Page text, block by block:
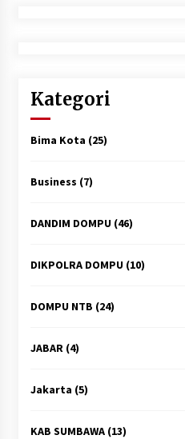
Kategori
Bima Kota (25)
Business (7)
DANDIM DOMPU(46)
DIKPOLRA DOMPU(10)
DOMPU NTB (24)
JABAR(4)
Jakarta (5)
KAB SUMBAWA(13)